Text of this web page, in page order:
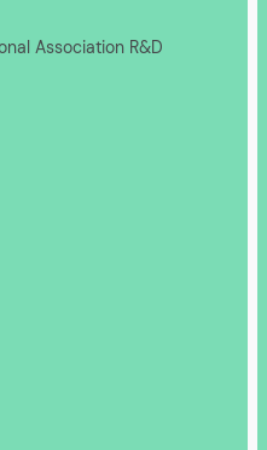
Association R&D